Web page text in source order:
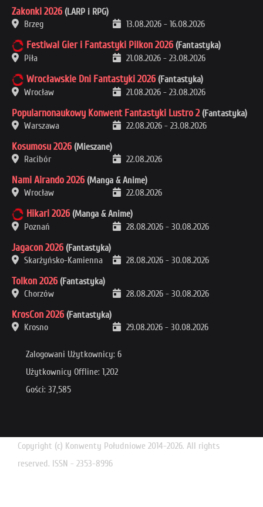
Zakonki 2026 (LARP i RPG)
Brzeg
13.08.2026 - 16.08.2026
Festiwal Gier i Fantastyki Pilkon 2026 (Fantastyka)
Piła
21.08.2026 - 23.08.2026
Wrocławskie Dni Fantastyki 2026 (Fantastyka)
Wrocław
21.08.2026 - 23.08.2026
Popularnonaukowy Konwent Fantastyki Lustro 2 (Fantastyka)
Warszawa
22.08.2026 - 23.08.2026
Kosumosu 2026 (Mieszane)
Racibór
22.08.2026
Nami Airando 2026 (Manga & Anime)
Wrocław
22.08.2026
Hikari 2026 (Manga & Anime)
Poznań
28.08.2026 - 30.08.2026
Jagacon 2026 (Fantastyka)
Skarżyńsko-Kamienna
28.08.2026 - 30.08.2026
Tolkon 2026 (Fantastyka)
Chorzów
28.08.2026 - 30.08.2026
KrosCon 2026 (Fantastyka)
Krosno
29.08.2026 - 30.08.2026
Zalogowani Użytkownicy: 6
Użytkownicy Offline: 1,202
Gości: 37,585
Copyright (c) Konwenty Południowe 2014-2026. All rights
reserved. ISSN - 2353-8996